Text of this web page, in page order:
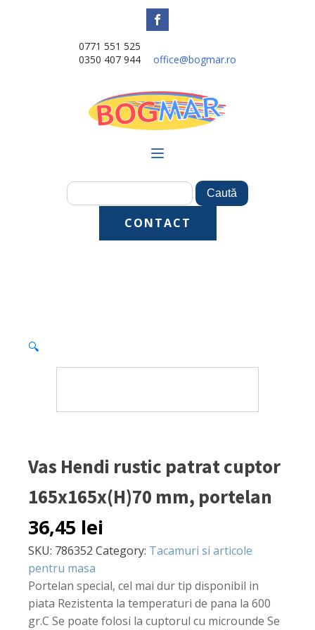
0771 551 525
0350 407 944
office@bogmar.ro
CONTACT
🔍
Vas Hendi rustic patrat cuptor
165x165x(H)70 mm, portelan
36,45 lei
SKU: 786352 Category: Tacamuri si articole
pentru masa
Portelan special, cel mai dur tip disponibil in
piata Rezistenta la temperaturi de pana la 600
gr.C Se poate folosi la cuptorul cu microunde Se